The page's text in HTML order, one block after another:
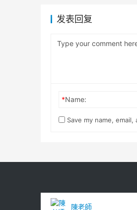
陳老師
发表回复
*Name:
Save my name,